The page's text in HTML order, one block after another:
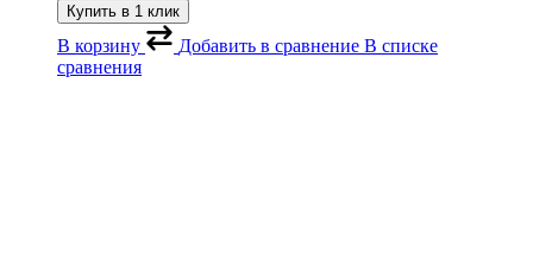
Купить в 1 клик
В корзину Добавить в сравнение В списке
сравнения